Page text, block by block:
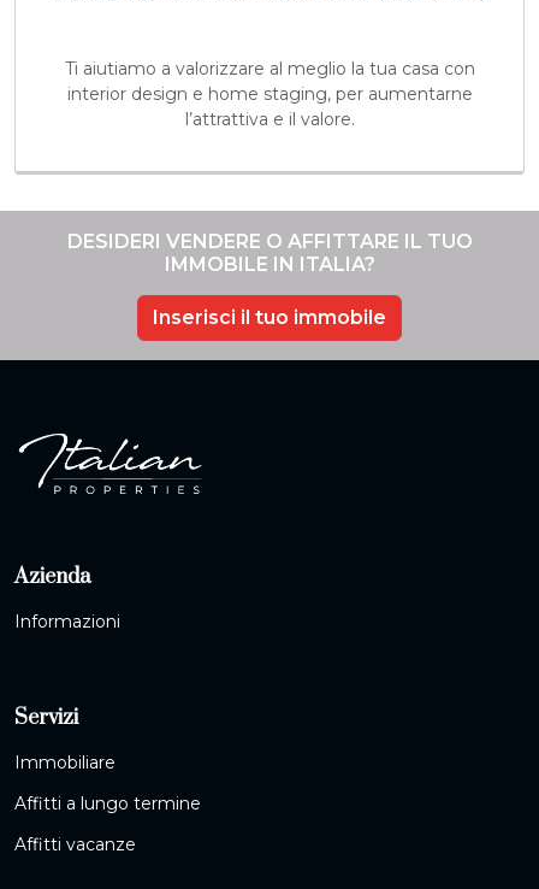
Ti aiutiamo a valorizzare al meglio la tua casa con
interior design e home staging, per aumentarne
l’attrattiva e il valore.
DESIDERI VENDERE O AFFITTARE IL TUO
IMMOBILE IN ITALIA?
Inserisci il tuo immobile
Azienda
Informazioni
Servizi
Immobiliare
Affitti a lungo termine
Affitti vacanze